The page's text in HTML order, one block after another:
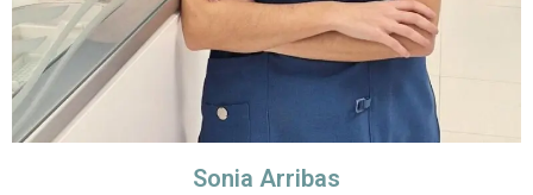
Sonia Arribas